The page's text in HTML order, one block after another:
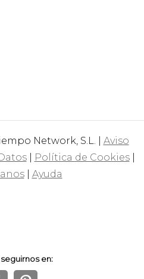
Network, S.L. | Aviso
| Política de Cookies|
| Ayuda
en: